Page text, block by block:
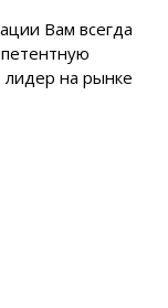
Вам всегда
на рынке